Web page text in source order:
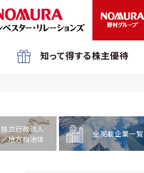
知って得する株主優待
独立行政法人
／地方自治体
全掲載企業一覧